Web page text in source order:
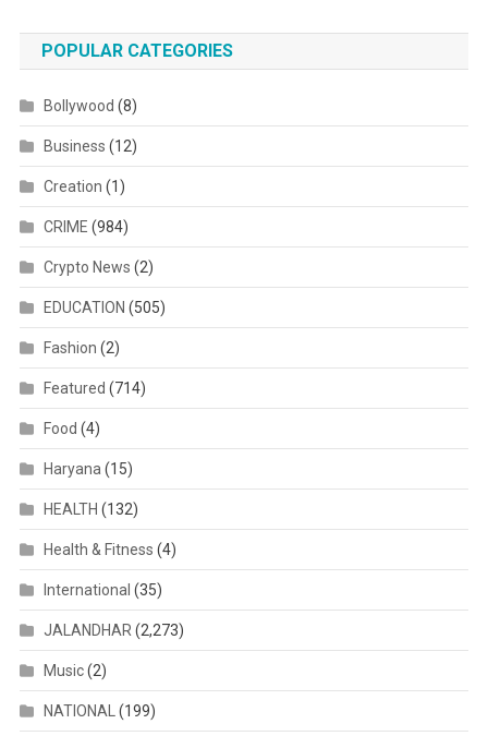
POPULAR CATEGORIES
Bollywood (8)
Business (12)
Creation (1)
CRIME (984)
Crypto News (2)
EDUCATION (505)
Fashion (2)
Featured (714)
Food (4)
Haryana (15)
HEALTH (132)
Health & Fitness (4)
International (35)
JALANDHAR (2,273)
Music(2)
NATIONAL (199)